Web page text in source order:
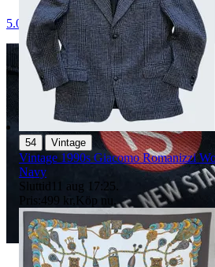
5.0
54 | Vintage
Vintage 1990s Giacomo Romanizzi
Navy
Sluttid
11 aug 17:25
Pris:499 kr, Köp nu